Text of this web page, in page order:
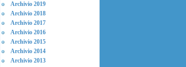
Archivio 2019
Archivio 2018
Archivio 2017
Archivio 2016
Archivio 2015
Archivio 2014
Archivio 2013